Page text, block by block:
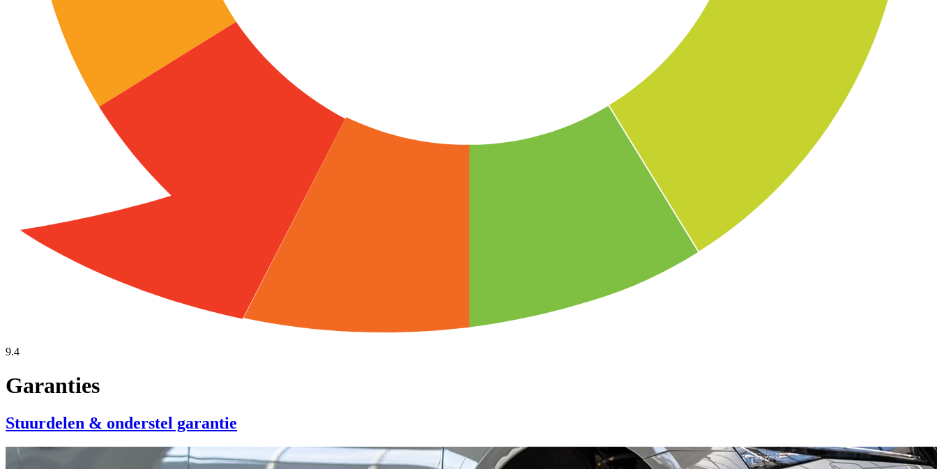
9.4
Garanties
Stuurdelen & onderstel garantie